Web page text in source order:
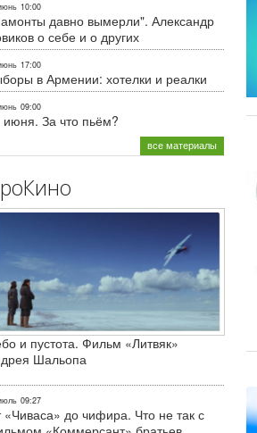
10:00
давно вымерли". Александр
о себе и о других
17:00
в Армении: хотелки и реалки
09:00
июня. За что пьём?
все материалы
и пустота. Фильм «Литвяк»
Шальопа
09:27
«Чиваса» до чифира. Что не так с